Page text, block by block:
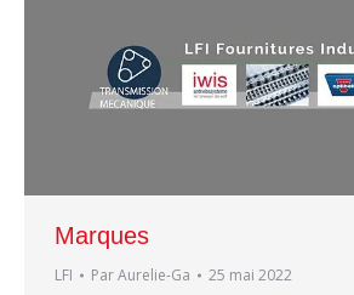
Marques
LFI ParAurelie-Ga 25 mai 2022